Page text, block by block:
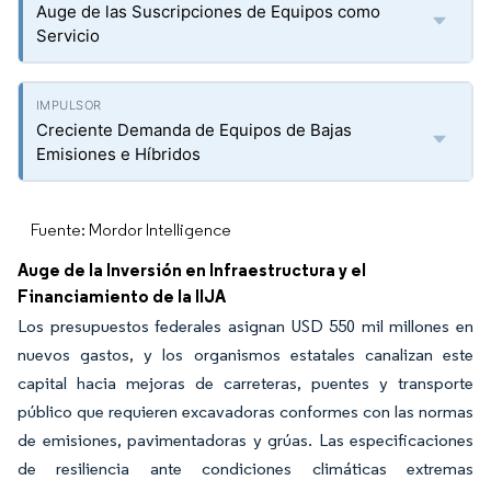
Auge de las Suscripciones de Equipos como
Servicio
Creciente Demanda de Equipos de Bajas
Emisiones e Híbridos
Fuente: Mordor Intelligence
Auge de la Inversión en Infraestructura y el
Financiamiento de la IIJA
Los presupuestos federales asignan USD 550 mil millones en
nuevos gastos, y los organismos estatales canalizan este
capital hacia mejoras de carreteras, puentes y transporte
público que requieren excavadoras conformes con las normas
de emisiones, pavimentadoras y grúas. Las especificaciones
de resiliencia ante condiciones climáticas extremas